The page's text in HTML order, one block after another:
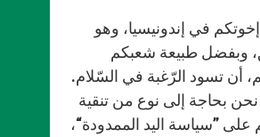
في إندونيسيا، وهو
وبفضل طبيعة شعبكم
أن تسود الرّغبة في السّلام.
بحاجة إلى نوع من تنقية
على ”سياسة اليد الممدودة“،